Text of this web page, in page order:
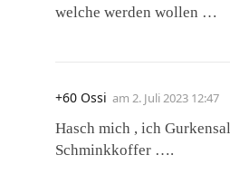
welche werden wollen …
+60 Ossi am 2. Juli 2023 12:47
Hasch mich , ich
Schminkkoffer ….